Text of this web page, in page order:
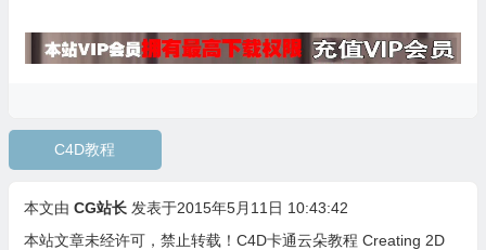
C4D教程
本文由 CG站长 发表于2015年5月11日 10:43:42
本站文章未经许可，禁止转载！ C4D卡通云朵教程 Creating 2D